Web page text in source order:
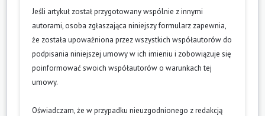
Jeśli artykuł został przygotowany wspólnie z innymi
autorami, osoba zgłaszająca niniejszy formularz zapewnia,
że została upoważniona przez wszystkich współautorów do
podpisania niniejszej umowy w ich imieniu i zobowiązuje się
poinformować swoich współautorów o warunkach tej
umowy.
Oświadczam, że w przypadku nieuzgodnionego z redakcją